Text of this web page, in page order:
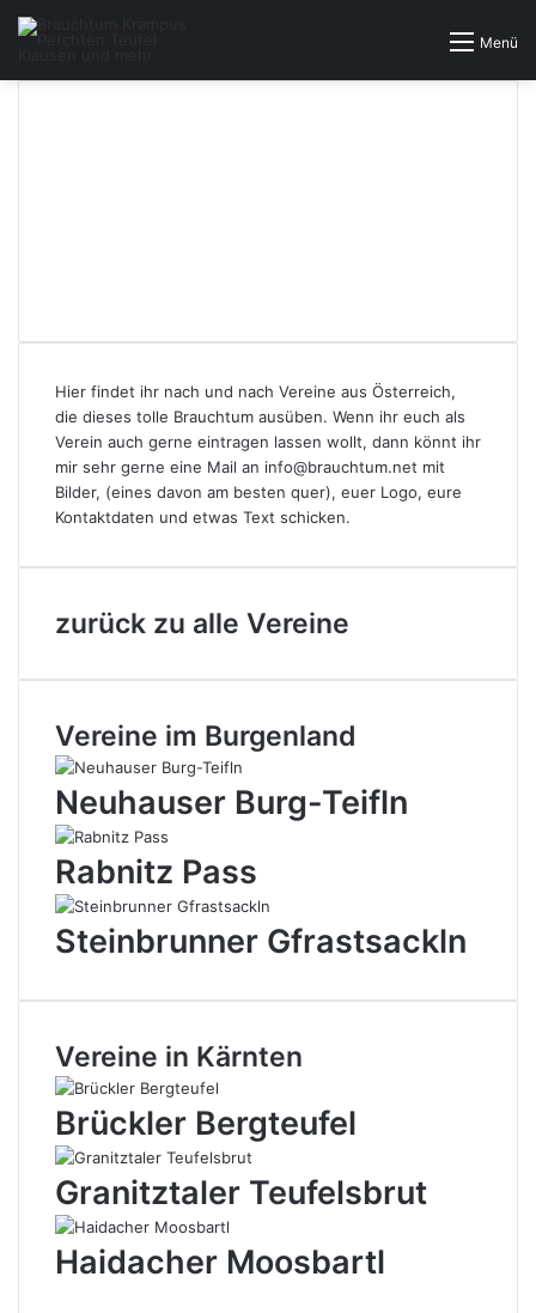
Menü
Hier findet ihr nach und nach Vereine aus Österreich,
die dieses tolle Brauchtum ausüben. Wenn ihr euch als
Verein auch gerne eintragen lassen wollt, dann könnt ihr
mir sehr gerne eine Mail an info@brauchtum.net mit
Bilder, (eines davon am besten quer), euer Logo, eure
Kontaktdaten und etwas Text schicken.
zurück zu alle Vereine
Vereine im Burgenland
Neuhauser Burg-Teifln
Rabnitz Pass
Steinbrunner Gfrastsackln
Vereine in Kärnten
Brückler Bergteufel
Granitztaler Teufelsbrut
Haidacher Moosbartl